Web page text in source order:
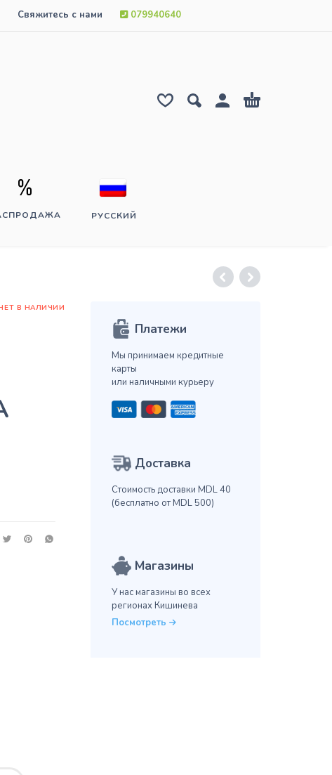
Свяжитесь с нами 079940640
РУССКИЙ
В НАЛИЧИИ
Платежи
Мы принимаем кредитные
карты
или наличными курьеру
Доставка
Стоимость доставки MDL 40
(бесплатно от MDL 500)
Магазины
У нас магазины во всех
регионах Кишинева
Посмотреть